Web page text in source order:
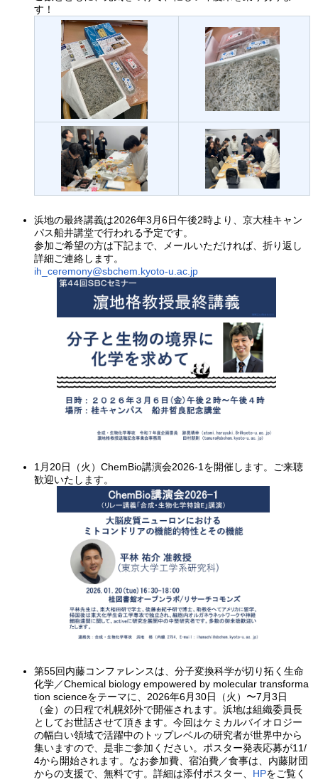
す！
浜地の最終講義は2026年3月6日午後2時より、京大桂キャン
パス船井講堂で行われる予定です。
参加ご希望の方は下記まで、メールいただければ、折り返し
詳細ご連絡します。
ih_ceremony@sbchem.kyoto-u.ac.jp
1月20日（火）ChemBio講演会2026-1を開催します。ご来聴
歓迎いたします。
第55回内藤コンファレンスは、分子変換科学が切り拓く生命
化学／Chemical biology empowered by molecular transforma
tion scienceをテーマに、2026年6月30日（火）〜7月3日
（金）の日程で札幌郊外で開催されます。浜地は組織委員長
としてお世話させて頂きます。今回はケミカルバイオロジー
の幅白い領域で活躍中のトップレベルの研究者が世界中から
集いますので、是非ご参加ください。ポスター発表応募が11/
4から開始されます。なお参加費、宿泊費／食事は、内藤財団
からの支援で、無料です。詳細は添付ポスター、 HPをご覧く